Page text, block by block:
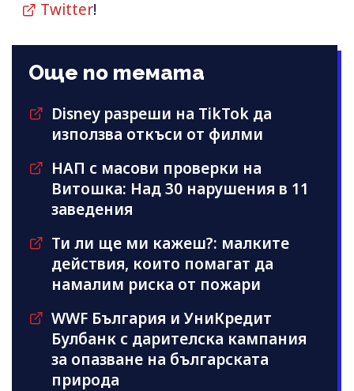
Twitter!
Още по темата
Disney разреши на TikTok да
използва откъси от филми
НАП с масови проверки на
Витошка: Над 30 нарушения в 11
заведения
Ти ли ще ми кажеш?: малките
действия, които помагат да
намалим риска от пожари
WWF България и УниКредит
Булбанк с дарителска кампания
за опазване на българската
природа